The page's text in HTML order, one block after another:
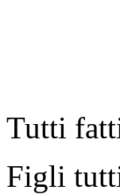
Tutti
Figli